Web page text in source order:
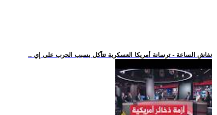
.. نقاش الساعة - ترسانة أمريكا العسكرية تتآكل بسبب الحرب على إي